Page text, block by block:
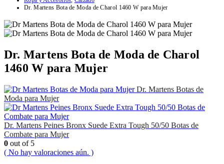
Dr. Martens Bota de Moda de Charol 1460 W para Mujer
Dr. Martens Bota de Moda de Charol
1460 W para Mujer
Dr. Martens Botas de
Moda para Mujer
Dr. Martens Peines Bronx Suede Extra Tough 50/50 Botas de
Combate para Mujer
0 out of 5
( No hay valoraciones aún. )